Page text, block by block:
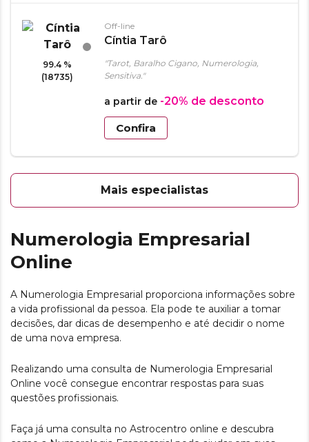
99.4 %
(18735)
Off-line
Cíntia Tarô
"Tarot, Baralho Cigano, Numerologia,
Sensitiva."
a partir de -20% de desconto
Confira
Mais especialistas
Numerologia Empresarial
Online
A Numerologia Empresarial proporciona informações sobre
a vida profissional da pessoa. Ela pode te auxiliar a tomar
decisões, dar dicas de desempenho e até decidir o nome
de uma nova empresa.
Realizando uma consulta de Numerologia Empresarial
Online você consegue encontrar respostas para suas
questões profissionais.
Faça já uma consulta no Astrocentro online e descubra